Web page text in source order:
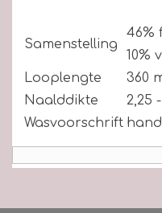
Samenstelling
46%
10%
Looplengte
360
Naalddikte
2,25
Wasvoorschrift